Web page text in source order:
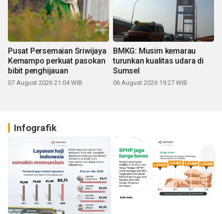
Pusat Persemaian Sriwijaya
Kemampo perkuat pasokan
bibit penghijauan
07 August 2026 21:04 WIB
BMKG: Musim kemarau
turunkan kualitas udara di
Sumsel
06 August 2026 19:27 WIB
Infografik